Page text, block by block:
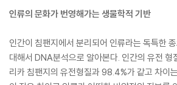
으로는 일부일처제 사회, 생식기 구조, 눈에 띄지
남성과 여성의 상대적인 신체의 크기에도 잘
사실 언어의 징조는 동물계에도 셀 수 없을 만큼
는 수많은 종에 의해 진화된 것이다. 이들 체계
인류의 문화가 번영해가는 생물학적 기반
인간이 침팬지에서 분리되어 인류라는 독특한
대해서 DNA분석으로 알아본다. 인간의 유전 형
리카 침팬지의 유전형질과 98.4%가 같고 차이